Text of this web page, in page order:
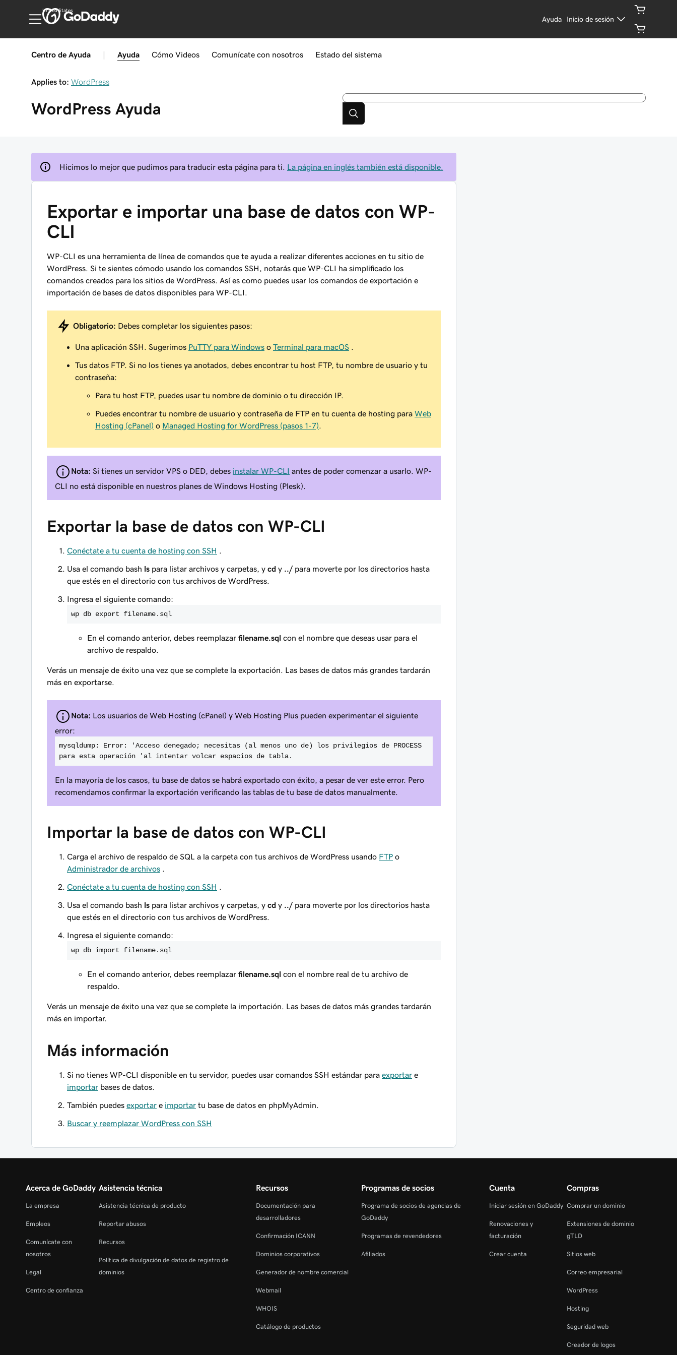
United States
Ayuda Inicio de sesión
Centro de Ayuda Ayuda Cómo Videos Comunícate con nosotros Estado del sistema
Applies to: WordPress
WordPress Ayuda
Hicimos lo mejor que pudimos para traducir esta página para ti. La página en inglés también está disponible.
Exportar e importar una base de datos con WP-
CLI
WP-CLI es una herramienta de línea de comandos que te ayuda a realizar diferentes acciones en tu sitio de
WordPress. Si te sientes cómodo usando los comandos SSH, notarás que WP-CLI ha simplificado los
comandos creados para los sitios de WordPress. Así es como puedes usar los comandos de exportación e
importación de bases de datos disponibles para WP-CLI.
Obligatorio: Debes completar los siguientes pasos:
Una aplicación SSH. Sugerimos PuTTY para Windows o Terminal para macOS
Tus datos FTP. Si no los tienes ya anotados, debes encontrar tu host FTP, tu nombre de usuario y tu
contraseña:
Para tu host FTP, puedes usar tu nombre de dominio o tu dirección IP.
Puedes encontrar tu nombre de usuario y contraseña de FTP en tu cuenta de hosting para Web
Hosting (cPanel) o Managed Hosting for WordPress (pasos 1-7)
Nota: Si tienes un servidor VPS o DED, debes instalar WP-CLI antes de poder comenzar a usarlo. WP-
CLI no está disponible en nuestros planes de Windows Hosting (Plesk).
Exportar la base de datos con WP-CLI
Conéctate a tu cuenta de hosting con SSH
Usa el comando bash ls para listar archivos y carpetas, y cd y ../para moverte por los directorios hasta
que estés en el directorio con tus archivos de WordPress.
Ingresa el siguiente comando:
wp db export filename.sql
En el comando anterior, debes reemplazar filename.sql con el nombre que deseas usar para el
archivo de respaldo.
Verás un mensaje de éxito una vez que se complete la exportación. Las bases de datos más grandes tardarán
más en exportarse.
Nota: Los usuarios de Web Hosting (cPanel) y Web Hosting Plus pueden experimentar el siguiente
error:
mysqldump: Error: 'Acceso denegado; necesitas (al menos uno de) los privilegios de PROCESS
para esta operación 'al intentar volcar espacios de tabla.
En la mayoría de los casos, tu base de datos se habrá exportado con éxito, a pesar de ver este error. Pero
recomendamos confirmar la exportación verificando las tablas de tu base de datos manualmente.
Importar la base de datos con WP-CLI
Carga el archivo de respaldo de SQL a la carpeta con tus archivos de WordPress usando FTP o
Administrador de archivos
Conéctate a tu cuenta de hosting con SSH
Usa el comando bash ls para listar archivos y carpetas, y cd y ../para moverte por los directorios hasta
que estés en el directorio con tus archivos de WordPress.
Ingresa el siguiente comando:
wp db import filename.sql
En el comando anterior, debes reemplazar filename.sql con el nombre real de tu archivo de
respaldo.
Verás un mensaje de éxito una vez que se complete la importación. Las bases de datos más grandes tardarán
más en importar.
Más información
Si no tienes WP-CLI disponible en tu servidor, puedes usar comandos SSH estándar para exportar e
importar bases de datos.
También puedes exportar e importar tu base de datos en phpMyAdmin.
Buscar y reemplazar WordPress con SSH
Acerca de GoDaddy
La empresa
Empleos
Comunícate con
nosotros
Legal
Centro de confianza
Asistencia técnica
Asistencia técnica de producto
Reportar abusos
Recursos
Política de divulgación de datos de registro de
dominios
Recursos
Documentación para
desarrolladores
Confirmación ICANN
Dominios corporativos
Generador de nombre comercial
Webmail
WHOIS
Catálogo de productos
Programas de socios
Programa de socios de agencias de
GoDaddy
Programas de revendedores
Afiliados
Cuenta
Iniciar sesión en GoDaddy
Renovaciones y
facturación
Crear cuenta
Compras
Comprar un dominio
Extensiones de dominio
gTLD
Sitios web
Correo empresarial
WordPress
Hosting
Seguridad web
Creador de logos